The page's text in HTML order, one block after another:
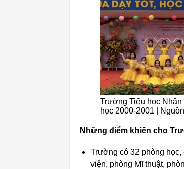
Trường Tiểu học
học 2000-2001 |
Những điểm khiến cho
Trường có 32 phòng
viện, phòng Mĩ thuật,